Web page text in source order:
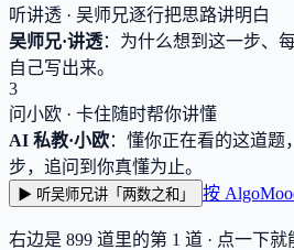
听讲透 · 吴师兄逐行把思路讲明白
吴师兄·讲透：为什么想到这一步、
自己写出来。
3
问小欧 · 卡住随时帮你讲懂
AI 私教·小欧：懂你正在看的这道题
步，追问到你真懂为止。
▶ 听吴师兄讲「两数之和」 按
右边是 899 道里的第 1 道 · 点一下就